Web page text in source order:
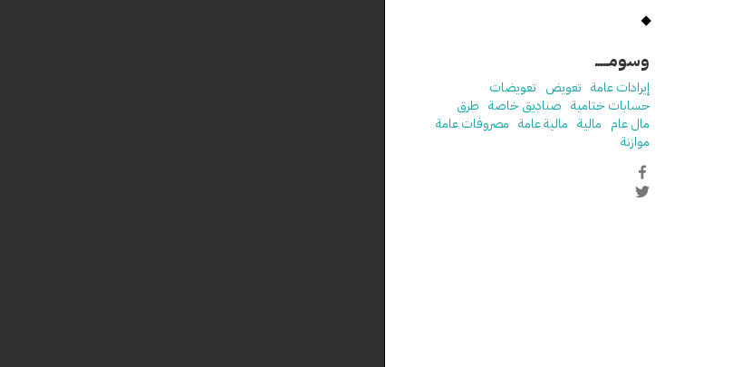
وسومـــــ
إيرادات عامة تعويض تعويضات
حسابات ختامية صناديق خاصة طرق
مال عام مالية مالية عامة مصروفات عامة
موازنة